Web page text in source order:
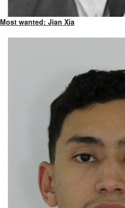
Most wanted: Jian Xia